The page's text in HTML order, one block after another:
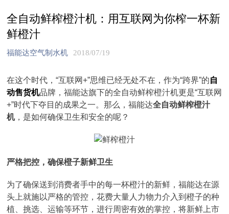
全自动鲜榨橙汁机：用互联网为你榨一杯新
鲜橙汁
福能达空气制水机 2018/07/19
在这个时代，“互联网+”思维已经无处不在，作为“跨界”的自
动售货机品牌，福能达旗下的全自动鲜榨橙汁机更是“互联网
+”时代下夺目的成果之一。那么，福能达全自动鲜榨橙汁
机，是如何确保卫生和安全的呢？
严格把控，确保橙子新鲜卫生
为了确保送到消费者手中的每一杯橙汁的新鲜，福能达在源
头上就施以严格的管控，花费大量人力物力介入到橙子的种
植、挑选、运输等环节，进行周密有效的掌控，将新鲜上市